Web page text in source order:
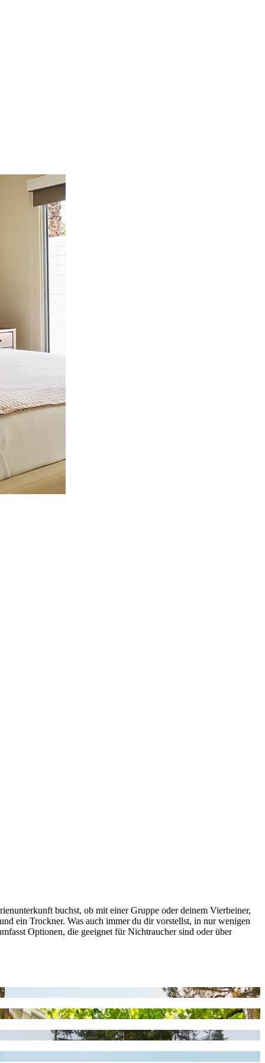
buchst, ob mit einer Gruppe oder deinem Vierbeiner,
ein Trockner. Was auch immer du dir vorstellst, in nur wenigen
Optionen, die geeignet für Nichtraucher sind oder über